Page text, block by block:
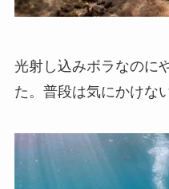
光射し込みボラなのに
た。普段は気にかけな